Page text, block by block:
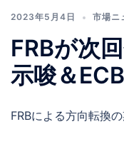
2023年5月4日 市場ニ
FRBが次
示唆＆
FRBによる方向転換